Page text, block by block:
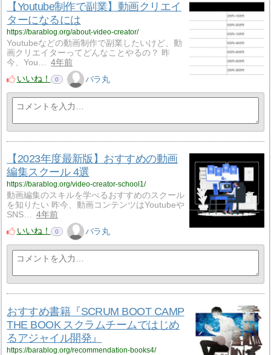
【Youtube制作で副業】動画クリエイ
ターになるには
https://barablog.org/about-video-creator/
Youtubeなどの動画制作で副業したいけど、動
画クリエイターってどんなことやるの？ 昨
今、You…
4年前
いいね！
0 バラ丸
【2023年度最新版】おすすめの動画
編集スクール 4選
https://barablog.org/video-creator-school1/
動画編集のスキルを学べるおすすめのスクール
を知りたい 昨今、動画コンテンツはYoutubeや
SNS…
4年前
いいね！
0 バラ丸
おすすめ書籍『SCRUM BOOT CAMP
THE BOOK スクラムチームではじめ
るアジャイル開発』
https://barablog.org/recommendation-books4/